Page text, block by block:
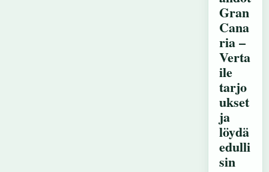
Gran
Cana
ria –
Verta
ile
tarjo
ukset
ja
löydä
edulli
sin